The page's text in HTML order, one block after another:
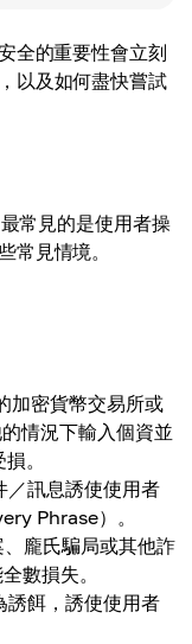
全的重要性會立刻
以及如何盡快嘗試
常見的是使用者操
常見情境。
加密貨幣交易所或
情況下輸入個資並
。
／訊息誘使使用者
Phrase）。
龐氏騙局或其他詐
數損失。
誘餌，誘使使用者